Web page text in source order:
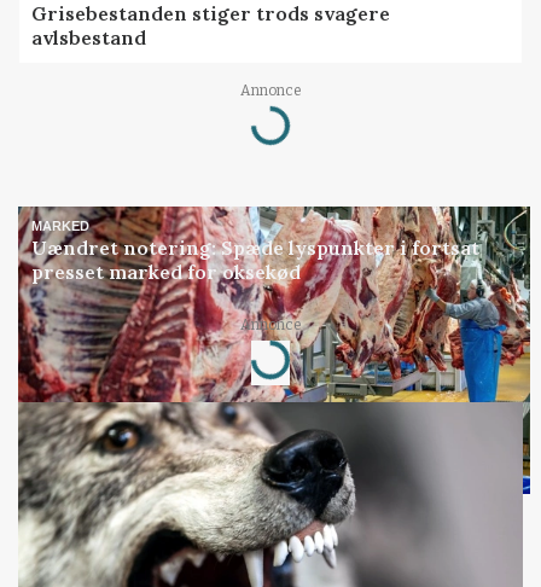
Grisebestanden stiger trods svagere
avlsbestand
Annonce
Loading...
MARKED
Uændret notering: Spæde lyspunkter i fortsat
presset marked for oksekød
Annonce
Loading...